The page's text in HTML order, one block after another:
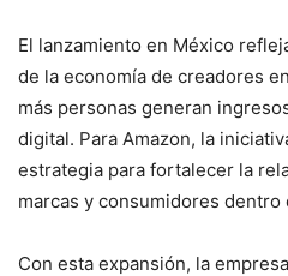
El lanzamiento en México
de la economía de creadores
más personas generan
digital. Para Amazon, la
estrategia para fortalecer la
marcas y consumidores
Con esta expansión, la